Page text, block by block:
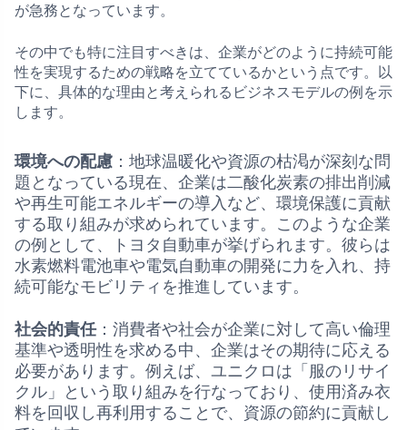
が急務となっています。
その中でも特に注目すべきは、企業がどのように持続可能
性を実現するための戦略を立てているかという点です。以
下に、具体的な理由と考えられるビジネスモデルの例を示
します。
環境への配慮 ：地球温暖化や資源の枯渇が深刻な問
題となっている現在、企業は二酸化炭素の排出削減
や再生可能エネルギーの導入など、環境保護に貢献
する取り組みが求められています。このような企業
の例として、トヨタ自動車が挙げられます。彼らは
水素燃料電池車や電気自動車の開発に力を入れ、持
続可能なモビリティを推進しています。
社会的責任：消費者や社会が企業に対して高い倫理
基準や透明性を求める中、企業はその期待に応える
必要があります。例えば、ユニクロは「服のリサイ
クル」という取り組みを行なっており、使用済み衣
料を回収し再利用することで、資源の節約に貢献し